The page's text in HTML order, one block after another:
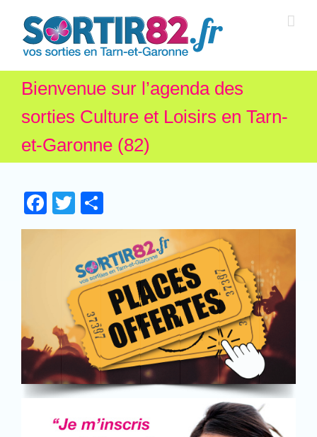
Bienvenue sur l’agenda des
sorties Culture et Loisirs en Tarn-
et-Garonne (82)
Facebook
Twitter